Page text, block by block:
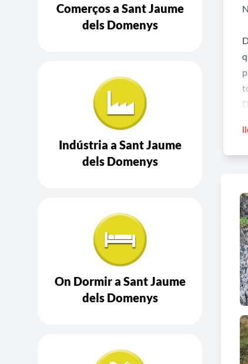
Comerços a Sant Jaume
dels Domenys
Indústria a Sant Jaume
dels Domenys
On Dormir a Sant Jaume
dels Domenys